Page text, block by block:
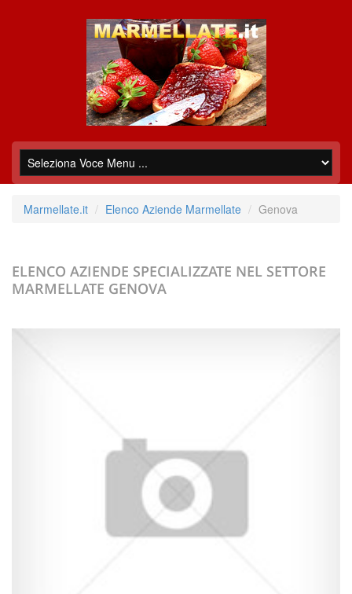
Marmellate.it Elenco Aziende Marmellate Genova
ELENCO AZIENDE SPECIALIZZATE NEL SETTORE
MARMELLATE GENOVA